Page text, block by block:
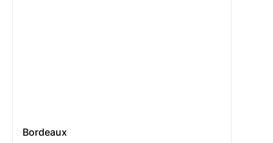
Bordeaux